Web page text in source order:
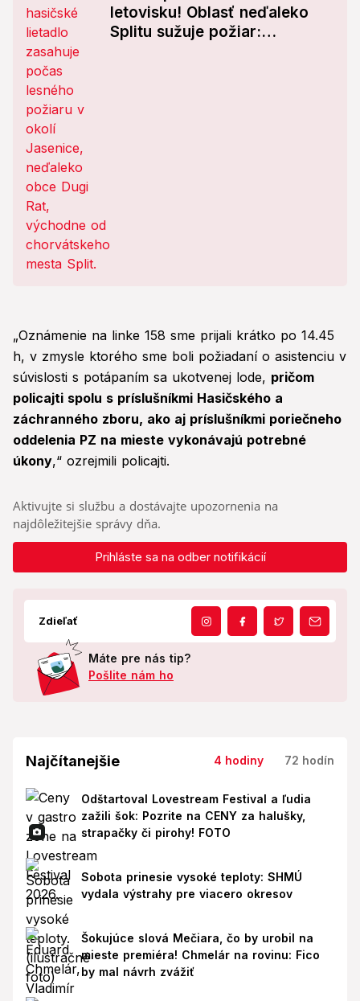
letovisku! Oblasť neďaleko
Splitu sužuje požiar:
„Oznámenie na linke 158 sme prijali krátko po 14.45
h, v zmysle ktorého sme boli požiadaní o asistenciu v
súvislosti s potápaním sa ukotvenej lode, pričom
policajti spolu s príslušníkmi Hasičského a
záchranného zboru, ako aj príslušníkmi poriečneho
oddelenia PZ na mieste vykonávajú potrebné
úkony,“ ozrejmili policajti.
Aktivujte si službu a dostávajte upozornenia na
najdôležitejšie správy dňa.
Prihláste sa na odber notifikácií
Zdieľať
Máte pre nás tip?
Pošlite nám ho
Najčítanejšie 4 hodiny 72 hodín
Odštartoval Lovestream Festival a ľudia
zažili šok: Pozrite na CENY za halušky,
strapačky či pirohy! FOTO
Sobota prinesie vysoké teploty: SHMÚ
vydala výstrahy pre viacero okresov
Šokujúce slová Mečiara, čo by urobil na
mieste premiéra! Chmelár na rovinu: Fico
by mal návrh zvážiť